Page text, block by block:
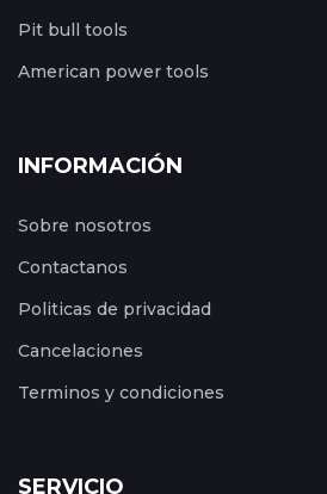
Pit bull tools
American power tools
INFORMACIÓN
Sobre nosotros
Contactanos
Politicas de privacidad
Cancelaciones
Terminos y condiciones
SERVICIO